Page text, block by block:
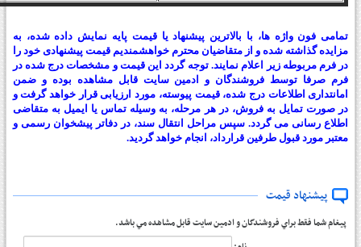
تمامی فون واژه ها، با بالاترین پیشنهاد یا قیمت پایه نمایش داده شده، به
مزایده گذاشته شده و از متقاضیان محترم خواهشمندیم قیمت پیشنهادی خود را
در فرم مربوطه زیر اعلام نمایند. توجه گردد این قیمت و مشخصات درج شده در
فرم صرفا توسط فروشندگان و ادمین سایت قابل مشاهده بوده و ضمن
امانتداری اطلاعات درج شده، قیمت پیوسته، مورد ارزیابی قرار خواهد گرفت و
در صورت تمایل به فروش، در هر مرحله، به وسیله تماس یا ایمیل به متقاضی
اطلاع رسانی می گردد. سپس مراحل انتقال سند، در دفاتر پیشخوان رسمی و
معتبر مورد قبول طرفین قرارداد، انجام خواهد گردید.
پیشنهاد قیمت
پيغام شما فقط براي فروشندگان و ادمين سايت قابل مشاهده مي باشد.